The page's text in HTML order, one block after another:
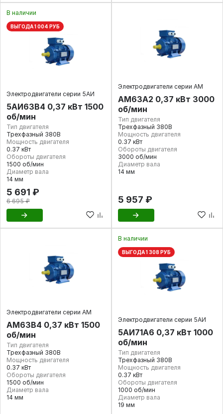
В наличии
ВЫГОДА 1 004 РУБ
Электродвигатели серии 5АИ
5АИ63В4 0,37 кВт 1500
об/мин
Тип двигателя
Трехфазный 380В
Мощность двигателя
0.37 кВт
Обороты двигателя
1500 об/мин
Диаметр вала
14 мм
5 691 ₽
6 695 ₽
Электродвигатели серии АМ
АМ63А2 0,37 кВт 3000
об/мин
Тип двигателя
Трехфазный 380В
Мощность двигателя
0.37 кВт
Обороты двигателя
3000 об/мин
Диаметр вала
14 мм
5 957 ₽
Электродвигатели серии АМ
АМ63В4 0,37 кВт 1500
об/мин
Тип двигателя
Трехфазный 380В
Мощность двигателя
0.37 кВт
Обороты двигателя
1500 об/мин
Диаметр вала
14 мм
В наличии
ВЫГОДА 1 308 РУБ
Электродвигатели серии 5АИ
5АИ71А6 0,37 кВт 1000
об/мин
Тип двигателя
Трехфазный 380В
Мощность двигателя
0.37 кВт
Обороты двигателя
1000 об/мин
Диаметр вала
19 мм